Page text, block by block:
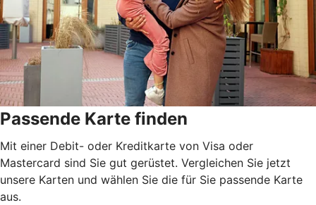
Passende Karte finden
Mit einer Debit- oder Kreditkarte von Visa oder
Mastercard sind Sie gut gerüstet. Vergleichen Sie jetzt
unsere Karten und wählen Sie die für Sie passende Karte
aus.